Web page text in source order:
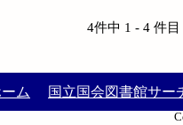
4件中 1 - 4 件
ム 国立国会図書館サー